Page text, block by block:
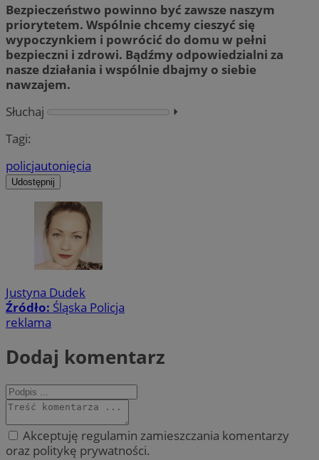
Bezpieczeństwo powinno być zawsze naszym
priorytetem. Wspólnie chcemy cieszyć się
wypoczynkiem i powrócić do domu w pełni
bezpieczni i zdrowi. Bądźmy odpowiedzialni za
nasze działania i wspólnie dbajmy o siebie
nawzajem.
Słuchaj
⏵︎
Tagi:
policjautonięcia
Udostępnij
Justyna Dudek
Źródło: Śląska Policja
reklama
Dodaj komentarz
Akceptuję regulamin zamieszczania komentarzy
oraz politykę prywatności.